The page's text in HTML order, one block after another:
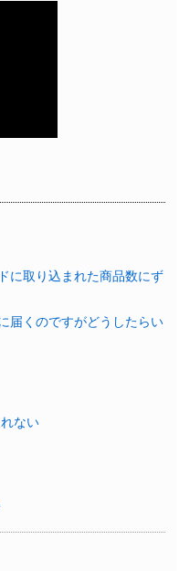
に取り込まれた商品数にず
届くのですがどうしたらい
ない